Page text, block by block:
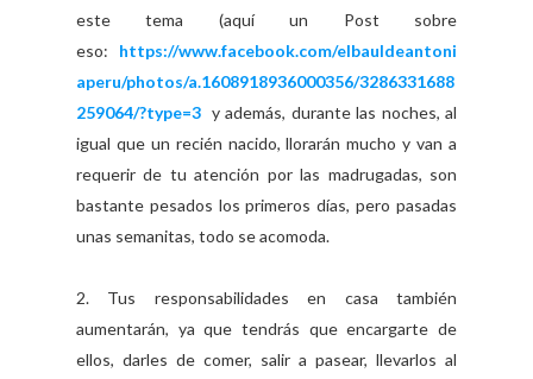
este tema (aquí un Post sobre
eso: https://www.facebook.com/elbauldeantoni
aperu/photos/a.1608918936000356/3286331688
259064/?type=3 y además, durante las noches, al
igual que un recién nacido, llorarán mucho y van a
requerir de tu atención por las madrugadas, son
bastante pesados los primeros días, pero pasadas
unas semanitas, todo se acomoda.
2. Tus responsabilidades en casa también
aumentarán, ya que tendrás que encargarte de
ellos, darles de comer, salir a pasear, llevarlos al